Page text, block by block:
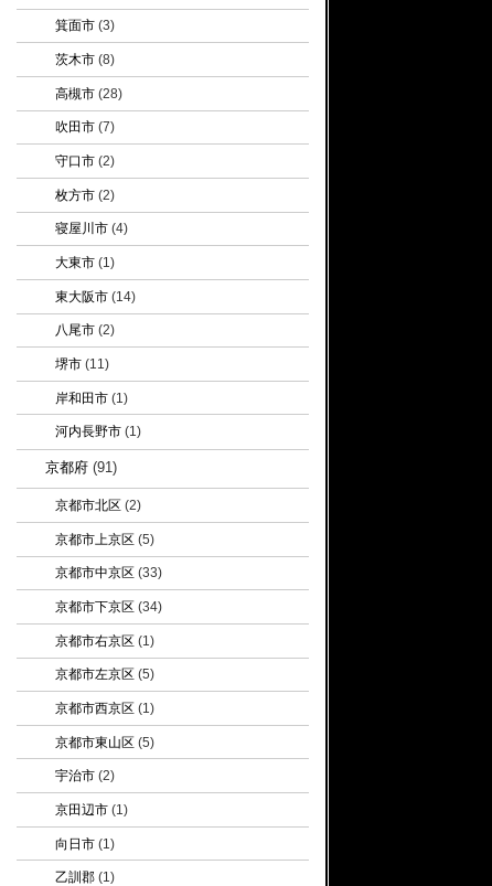
箕面市(3)
茨木市(8)
高槻市(28)
吹田市(7)
守口市(2)
枚方市(2)
寝屋川市(4)
大東市(1)
東大阪市(14)
八尾市(2)
堺市(11)
岸和田市(1)
河内長野市(1)
京都府(91)
京都市北区 (2)
京都市上京区(5)
京都市中京区 (33)
京都市下京区(34)
京都市右京区(1)
京都市左京区 (5)
京都市西京区(1)
京都市東山区(5)
宇治市(2)
京田辺市(1)
向日市(1)
乙訓郡(1)